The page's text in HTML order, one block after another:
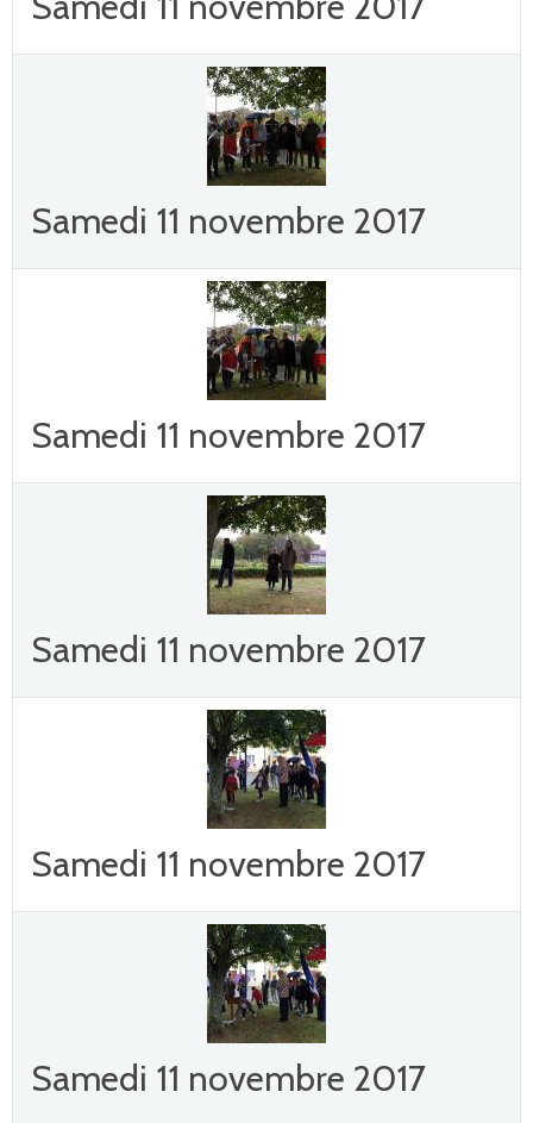
Samedi 11 novembre 2017
Samedi 11 novembre 2017
Samedi 11 novembre 2017
Samedi 11 novembre 2017
Samedi 11 novembre 2017